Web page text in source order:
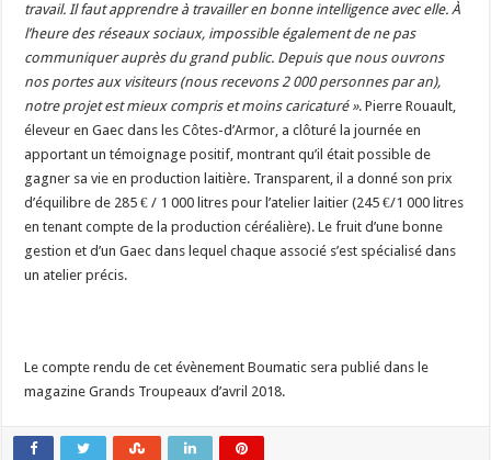
travail. Il faut apprendre à travailler en bonne intelligence avec elle. À
l’heure des réseaux sociaux, impossible également de ne pas
communiquer auprès du grand public. Depuis que nous ouvrons
nos portes aux visiteurs (nous recevons 2 000 personnes par an),
notre projet est mieux compris et moins caricaturé ». Pierre Rouault,
éleveur en Gaec dans les Côtes-d’Armor, a clôturé la journée en
apportant un témoignage positif, montrant qu’il était possible de
gagner sa vie en production laitière. Transparent, il a donné son prix
d’équilibre de 285 € / 1 000 litres pour l’atelier laitier (245 €/1 000 litres
en tenant compte de la production céréalière). Le fruit d’une bonne
gestion et d’un Gaec dans lequel chaque associé s’est spécialisé dans
un atelier précis.
Le compte rendu de cet évènement Boumatic sera publié dans le
magazine Grands Troupeaux d’avril 2018.